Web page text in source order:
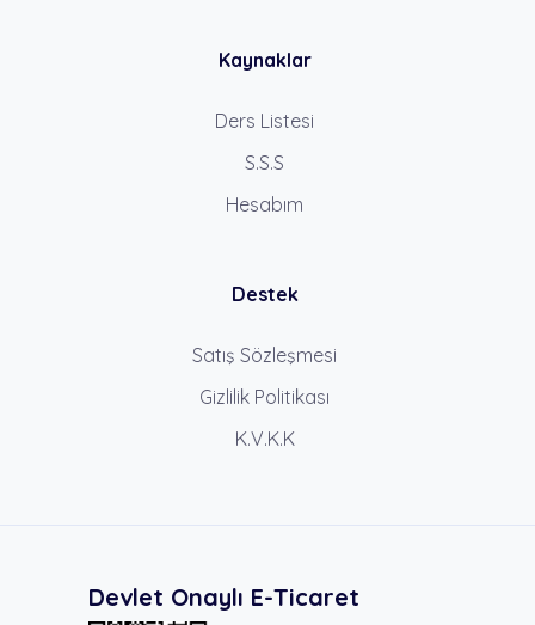
Kaynaklar
Ders Listesi
S.S.S
Hesabım
Destek
Satış Sözleşmesi
Gizlilik Politikası
K.V.K.K
Devlet Onaylı E-Ticaret